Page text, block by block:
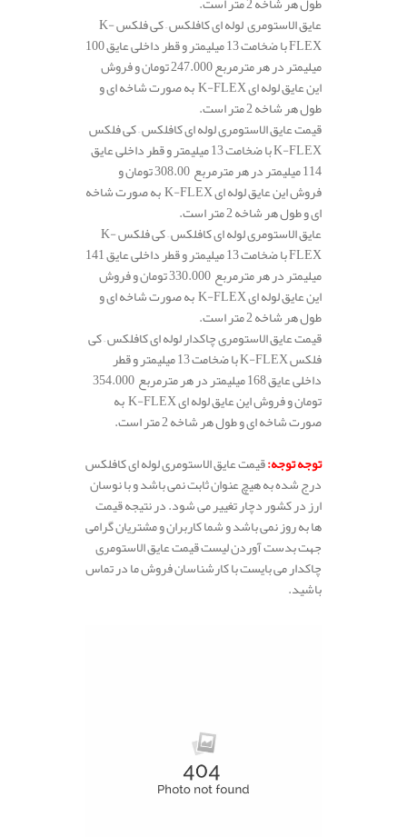
عایق الاستومری لوله ای کافلکس – کی فلکس K-
FLEX با ضخامت 13 میلیمتر و قطر داخلی عایق 100
میلیمتر در هر مترمربع 247.000 تومان و فروش
این عایق لوله ای K-FLEX به صورت شاخه ای و
طول هر شاخه 2 متر است.
قیمت عایق الاستومری لوله ای کافلکس – کی فلکس
K-FLEX با ضخامت 13 میلیمتر و قطر داخلی عایق
114 میلیمتر در هر مترمربع 308.00 تومان و
فروش این عایق لوله ای K-FLEX به صورت شاخه
ای و طول هر شاخه 2 متر است.
عایق الاستومری لوله ای کافلکس – کی فلکس K-
FLEX با ضخامت 13 میلیمتر و قطر داخلی عایق 141
میلیمتر در هر مترمربع 330.000 تومان و فروش
این عایق لوله ای K-FLEX به صورت شاخه ای و
طول هر شاخه 2 متر است.
قیمت عایق الاستومری چاکدار لوله ای کافلکس – کی
فلکس K-FLEX با ضخامت 13 میلیمتر و قطر
داخلی عایق 168 میلیمتر در هر مترمربع 354.000
تومان و فروش این عایق لوله ای K-FLEX به
صورت شاخه ای و طول هر شاخه 2 متر است.
توجه توجه:قیمت عایق الاستومری لوله ای کافلکس
درج شده به هیچ عنوان ثابت نمی باشد و با نوسان
ارز در کشور دچار تغییر می شود. در نتیجه قیمت
ها به روز نمی باشد و شما کاربران و مشتریان گرامی
جهت بدست آوردن لیست قیمت عایق الاستومری
چاکدار می بایست با کارشناسان فروش ما در تماس
باشید.